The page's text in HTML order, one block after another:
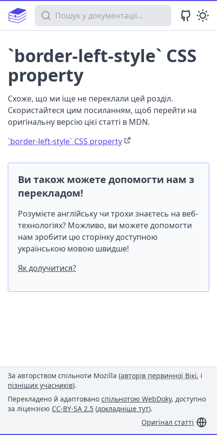
Пошук у документації
`border-left-style` CSS
property
Схоже, що ми іще не переклали цей розділ.
Скористайтеся цим посиланням, щоб перейти на
оригінальну версію цієї статті в MDN.
`border-left-style` CSS property
Ви також можете допомогти нам з
перекладом!
Розумієте англійську чи трохи знаєтесь на веб-
технологіях? Можливо, ви можете допомогти
нам зробити цю сторінку доступною
українською мовою швидше!
Як долучитися?
За авторством спільноти Mozilla (авторів первинної Вікі, і
пізніших учасників).
Перекладено й адаптовано спільнотою WebDoky, доступно
за ліцензією CC-BY-SA 2.5 (докладніше тут).
Оригінал статті